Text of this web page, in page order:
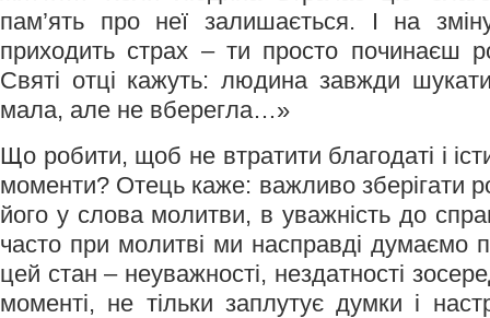
пам’ять про неї залишається. І на
приходить страх – ти просто починаєш
Святі отці кажуть: людина завжди
мала, але не вберегла…»
Що робити, щоб не втратити благодаті і
моменти? Отець каже: важливо зберігати
його у слова молитви, в уважність до
часто при молитві ми насправді думаємо
цей стан – неуважності, нездатності
моменті, не тільки заплутує думки і